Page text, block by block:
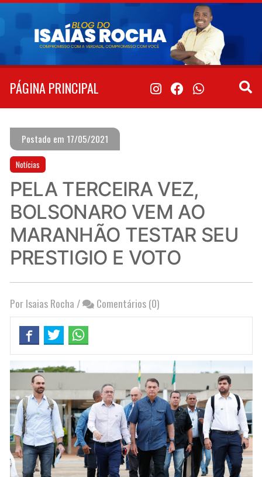
Pular
conteúdo
PÁGINA PRINCIPAL
Postado em 17/05/2021
Notícias
PELA TERCEIRA VEZ,
BOLSONARO VEM AO
MARANHÃO TESTAR SEU
PRESTIGIO E VOTO
Por Isaias Rocha / Comentários (0)